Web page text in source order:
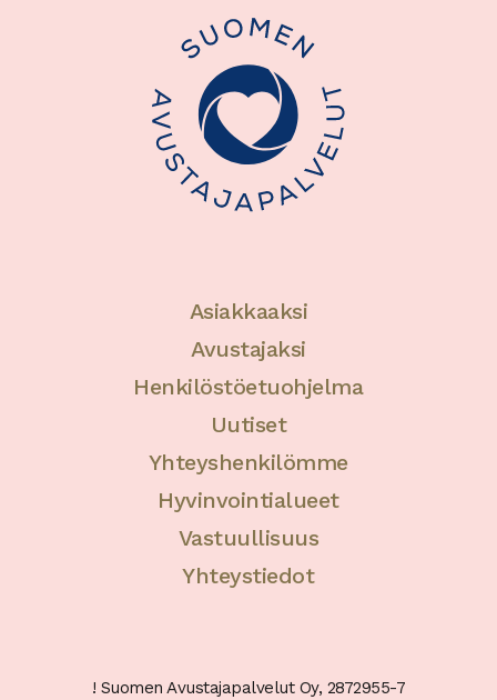
Asiakkaaksi
Avustajaksi
Henkilöstöetuohjelma
Uutiset
Yhteyshenkilömme
Hyvinvointialueet
Vastuullisuus
Yhteystiedot
! Suomen Avustajapalvelut Oy, 2872955-7